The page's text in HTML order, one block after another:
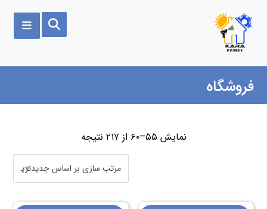
فروشگاه
نمایش ۵۵–۶۰ از ۲۱۷ نتیجه